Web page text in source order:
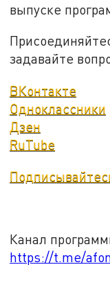
выпуске
задавайте
ВКонтакте
Одноклассники
Дзен
RuTube
Канал
https://t.me/